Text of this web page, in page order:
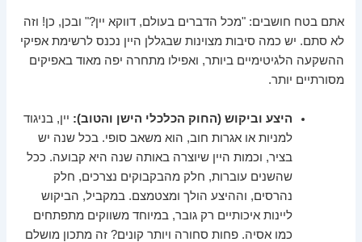
אתם בטח חושבים: "מכל הדברים בעולם, דווקא יין?" ובכן, כן! וזה
לא סתם. יש כמה סיבות מצוינות שבגללן היין נכנס לרשימת אפיקי
ההשקעה הלגיטימיים ביותר, ואפילו מתחרה יפה מאוד באפיקים
מסורתיים יותר.
היצע וביקוש (החוק הכלכלי הישן והטוב): יין, בניגוד
למניות או אגרות חוב, הוא משאב סופי. בכל שנה יש
בציר, וכמות היין שיוצרה באותה שנה היא קבועה. ככל
שהשנים עוברות, חלק מהבקבוקים נצרכים, חלק
נהרסים, וההיצע הולך ומצטמצם. במקביל, הביקוש
ליינות איכותיים רק גובר, במיוחד משווקים מתפתחים
כמו אסיה. פחות סחורה ויותר קונים? זה מתכון מושלם